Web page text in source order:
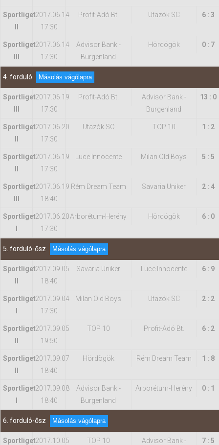
Sportliget2017.06.14
17:30
Profit-Adó Bt. Utazók SC 6 : 3
Sportliget2017.06.14
17:30
Advisor Bank -
Burgenland
Hördögök 0 : 7
4. forduló Másolás vágólapra
Sportliget2017.06.19
17:30
Profit-Adó Bt.
Advisor Bank -
Burgenland
13 : 0
Sportliget2017.06.20
17:30
Utazók SC TOP 10 1 : 2
Sportliget2017.06.19
17:30
Luce Innocente Milan Old Boys 5 : 5
Sportliget2017.06.19
18:40
Rém Dream Team Savaria Uniker 2 : 4
Sportliget2017.06.20
17:30
Arborétum-Herény Hördögök 6 : 0
5. forduló-ősz Másolás vágólapra
Sportliget2017.09.05
18:40
Savaria Uniker Luce Innocente 6 : 9
Sportliget2017.09.04
17:30
Milan Old Boys Utazók SC 2 : 2
Sportliget2017.09.05
19:50
TOP 10 Profit-Adó Bt. 6 : 2
Sportliget2017.09.07
18:40
Hördögök Rém Dream Team 1 : 8
Sportliget2017.09.08
18:40
Advisor Bank -
Burgenland
Arborétum-Herény 0 : 1
6. forduló-ősz Másolás vágólapra
Sportliget2017.10.05
TOP 10
Advisor Bank -
7 : 5